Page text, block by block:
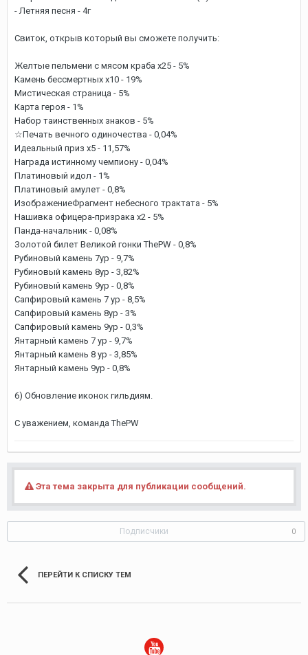
- Летняя песня - 4г
Свиток, открыв который вы сможете получить:
Желтые пельмени с мясом краба х25 - 5%
Камень бессмертных х10 - 19%
Мистическая страница - 5%
Карта героя - 1%
Набор таинственных знаков - 5%
☆Печать вечного одиночества - 0,04%
Идеальный приз х5 - 11,57%
Награда истинному чемпиону - 0,04%
Платиновый идол - 1%
Платиновый амулет - 0,8%
ИзображениеФрагмент небесного трактата - 5%
Нашивка офицера-призрака х2 - 5%
Панда-начальник - 0,08%
Золотой билет Великой гонки ThePW - 0,8%
Рубиновый камень 7ур - 9,7%
Рубиновый камень 8ур - 3,82%
Рубиновый камень 9ур - 0,8%
Сапфировый камень 7 ур - 8,5%
Сапфировый камень 8ур - 3%
Сапфировый камень 9ур - 0,3%
Янтарный камень 7 ур - 9,7%
Янтарный камень 8 ур - 3,85%
Янтарный камень 9ур - 0,8%
6) Обновление иконок гильдиям.
С уважением, команда ThePW
Эта тема закрыта для публикации сообщений.
Подписчики 0
ПЕРЕЙТИ К СПИСКУ ТЕМ